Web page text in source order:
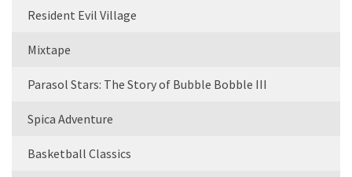
Resident Evil Village
Mixtape
Parasol Stars: The Story of Bubble Bobble III
Spica Adventure
Basketball Classics